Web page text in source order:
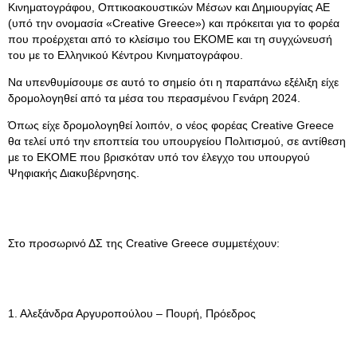
Κινηματογράφου, Οπτικοακουστικών Μέσων και Δημιουργίας ΑΕ
(υπό την ονομασία «Creative Greece») και πρόκειται για το φορέα
που προέρχεται από το κλείσιμο του ΕΚΟΜΕ και τη συγχώνευσή
του με το Ελληνικού Κέντρου Κινηματογράφου.
Να υπενθυμίσουμε σε αυτό το σημείο ότι η παραπάνω εξέλιξη είχε
δρομολογηθεί από τα μέσα του περασμένου Γενάρη 2024.
Όπως είχε δρομολογηθεί λοιπόν, ο νέος φορέας Creative Greece
θα τελεί υπό την εποπτεία του υπουργείου Πολιτισμού, σε αντίθεση
με το ΕΚΟΜΕ που βρισκόταν υπό τον έλεγχο του υπουργού
Ψηφιακής Διακυβέρνησης.
Στo προσωρινό ΔΣ της Creative Greece συμμετέχουν:
1. Αλεξάνδρα Αργυροπούλου – Πουρή, Πρόεδρος